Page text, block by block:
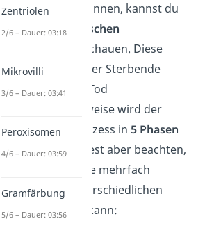
beantworten zu können, kannst du
dir diepsychologischen
anschauen. Diese
beschreiben, wie der Sterbende
selbst mit seinem Tod
umgeht. Üblicherweise wird der
mentale Sterbeprozess in5 Phasen
unterteilt. Du solltest aber beachten,
dass der Sterbende mehrfach
zwischenden unterschiedlichen
Phasen wechseln
kann:
Zentriolen
2/6 – Dauer: 03:18
Mikrovilli
3/6 – Dauer: 03:41
Peroxisomen
4/6 – Dauer: 03:59
Gramfärbung
5/6 – Dauer: 03:56